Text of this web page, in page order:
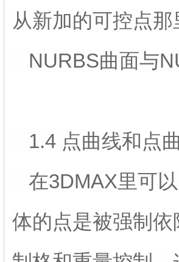
从新加的可控点那
NURBS曲面与
1.4 点曲线和点
在3DMAX里可
体的点是被强制